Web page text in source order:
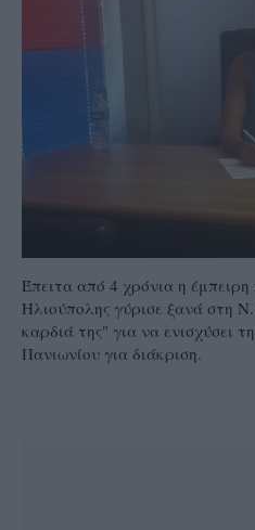
Έπειτα από 4 χρόνια η
Ηλιούπολης γύρισε ξανά στη
καρδιά της" για να ενισχύσει
Πανιωνίου για διάκριση.